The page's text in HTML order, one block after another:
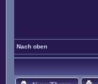
Nach oben